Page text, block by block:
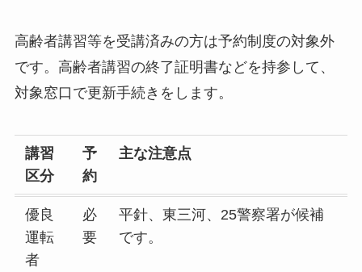
高齢者講習等を受講済みの方は予約制度の対象外
です。高齢者講習の終了証明書などを持参して、
対象窓口で更新手続きをします。
講習
区分
予
約
主な注意点
優良
運転
者
必
要
平針、東三河、25警察署が候補
です。